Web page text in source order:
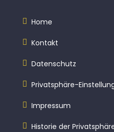
Home
Kontakt
Datenschutz
Privatsphäre-
Impressum
Historie der